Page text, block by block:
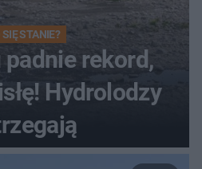
SIĘ STANIE?
padnie rekord,
Hydrolodzy